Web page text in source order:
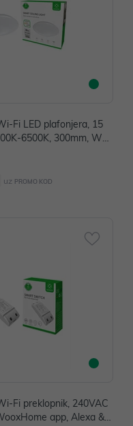
Fi LED plafonjera, 15
6500K, 300mm, Woo
uz PROMO KOD
Fi preklopnik, 240VAC
app, Alexa &